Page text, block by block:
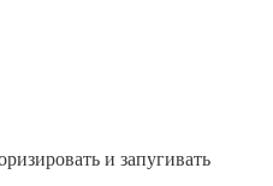
и запугивать